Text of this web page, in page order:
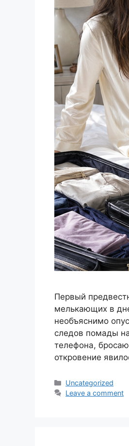
Первый
мелькающих в
необъяснимо
следов помады
телефона,
откровение
Categories
Uncategorized
Leave a comment